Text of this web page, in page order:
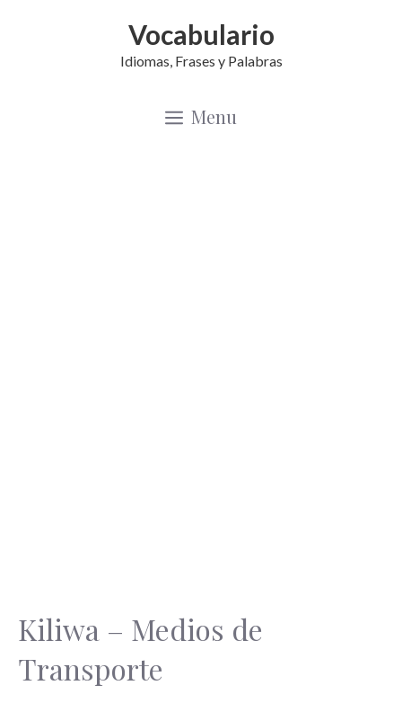
Vocabulario
Idiomas, Frases y Palabras
Menu
Kiliwa – Medios de
Transporte